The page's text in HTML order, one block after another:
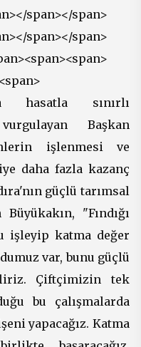
span></span>
span></span>
hasatla sınırlı
Başkan
işlenmesi ve
daha fazla kazanç
güçlü tarımsal
"Fındığı
işleyip katma değer
var, bunu güçlü
Çiftçimizin tek
bu çalışmalarda
yapacağız. Katma